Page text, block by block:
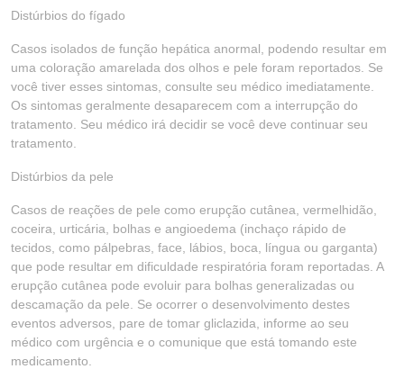
Distúrbios do fígado
Casos isolados de função hepática anormal, podendo resultar em
uma coloração amarelada dos olhos e pele foram reportados. Se
você tiver esses sintomas, consulte seu médico imediatamente.
Os sintomas geralmente desaparecem com a interrupção do
tratamento. Seu médico irá decidir se você deve continuar seu
tratamento.
Distúrbios da pele
Casos de reações de pele como erupção cutânea, vermelhidão,
coceira, urticária, bolhas e angioedema (inchaço rápido de
tecidos, como pálpebras, face, lábios, boca, língua ou garganta)
que pode resultar em dificuldade respiratória foram reportadas. A
erupção cutânea pode evoluir para bolhas generalizadas ou
descamação da pele. Se ocorrer o desenvolvimento destes
eventos adversos, pare de tomar gliclazida, informe ao seu
médico com urgência e o comunique que está tomando este
medicamento.